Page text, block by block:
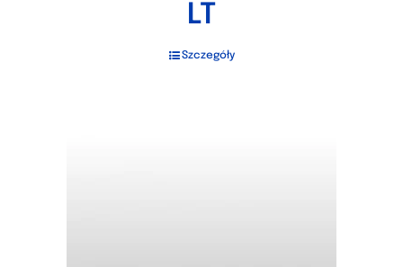
LT
Szczegóły